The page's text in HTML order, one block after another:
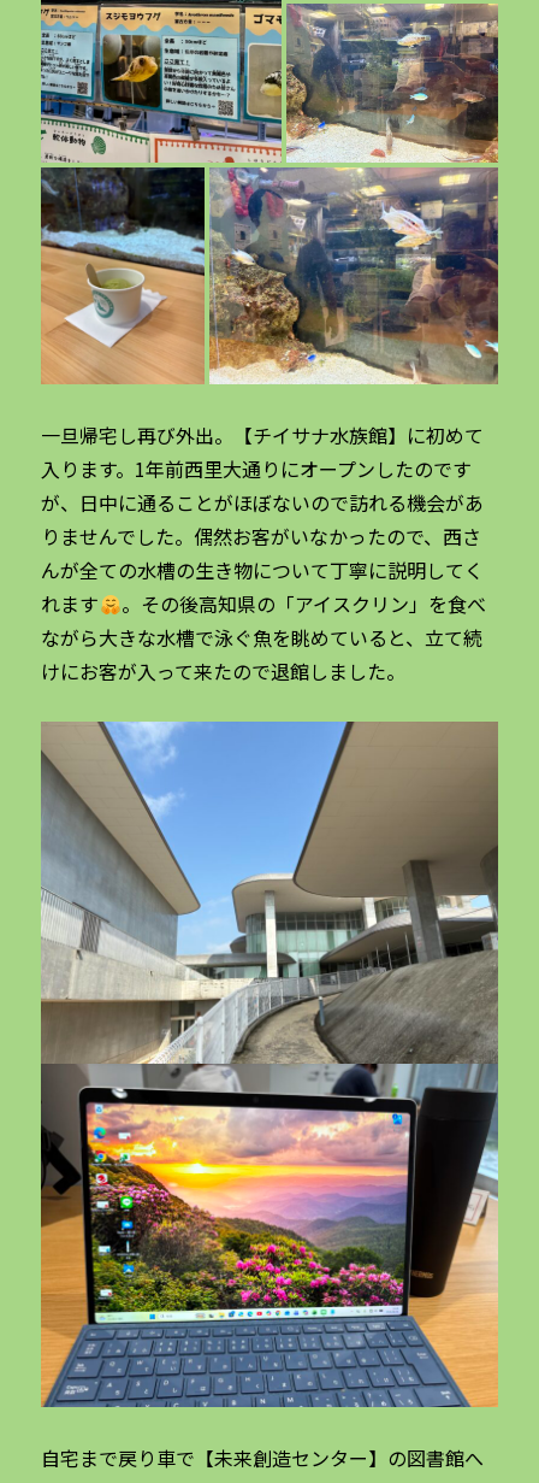
一旦帰宅し再び外出。【チイサナ水族館】に初めて
入ります。1年前西里大通りにオープンしたのです
が、日中に通ることがほぼないので訪れる機会があ
りませんでした。偶然お客がいなかったので、西さ
んが全ての水槽の生き物について丁寧に説明してく
れます
。その後高知県の「アイスクリン」を食べ
ながら大きな水槽で泳ぐ魚を眺めていると、立て続
けにお客が入って来たので退館しました。
自宅まで戻り車で【未来創造センター】の図書館へ